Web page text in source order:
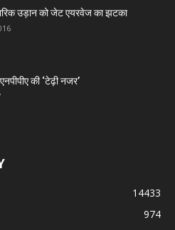
उड़ान को जेट एयरवेज का झटका
की ‘टेढ़ी नजर’
14433
974